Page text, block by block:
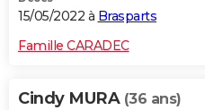
15/05/2022 à Brasparts
Famille CARADEC
Cindy MURA (36 ans)